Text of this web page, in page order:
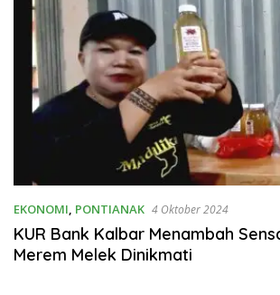
EKONOMI PONTIANAK 4 Oktober 2024
KUR Bank Kalbar Menambah
Merem Melek Dinikmati